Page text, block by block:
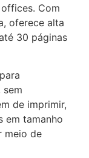
Com
oferece alta
30 páginas
sem
de imprimir,
em tamanho
meio de